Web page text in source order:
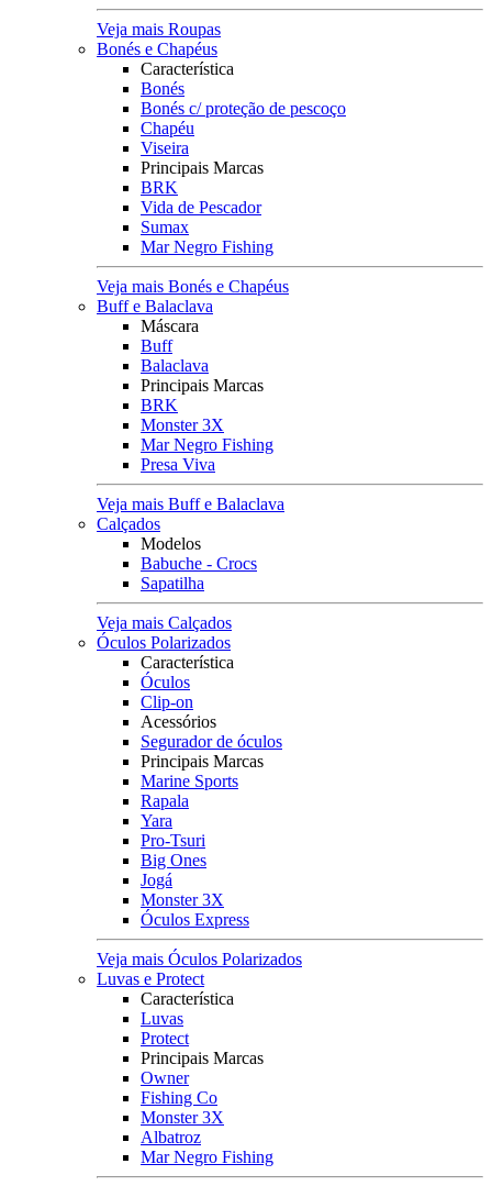
Veja mais Roupas
Bonés e Chapéus
Característica
Bonés
Bonés c/ proteção de pescoço
Chapéu
Viseira
Principais Marcas
BRK
Vida de Pescador
Sumax
Mar Negro Fishing
Veja mais Bonés e Chapéus
Buff e Balaclava
Máscara
Buff
Balaclava
Principais Marcas
BRK
Monster 3X
Mar Negro Fishing
Presa Viva
Veja mais Buff e Balaclava
Calçados
Modelos
Babuche - Crocs
Sapatilha
Veja mais Calçados
Óculos Polarizados
Característica
Óculos
Clip-on
Acessórios
Segurador de óculos
Principais Marcas
Marine Sports
Rapala
Yara
Pro-Tsuri
Big Ones
Jogá
Monster 3X
Óculos Express
Veja mais Óculos Polarizados
Luvas e Protect
Característica
Luvas
Protect
Principais Marcas
Owner
Fishing Co
Monster 3X
Albatroz
Mar Negro Fishing